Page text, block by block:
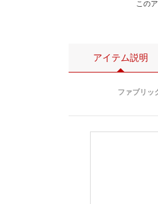
この
アイテム説明
ファブリッ